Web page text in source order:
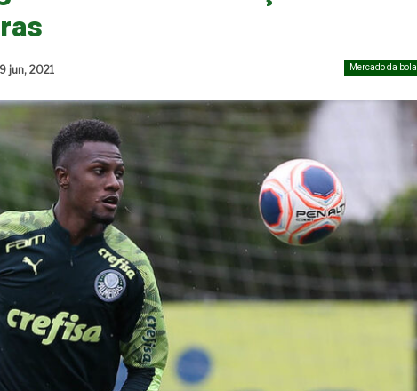
Mercado da bola
9 jun, 2021